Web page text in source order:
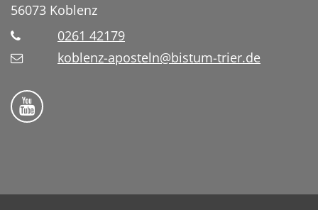
56073 Koblenz
0261 42179
koblenz-aposteln@bistum-trier.de
Bistum Trier auf YouTube